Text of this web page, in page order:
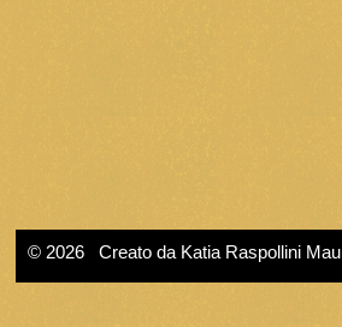
© 2026 Creato da Katia Raspollini